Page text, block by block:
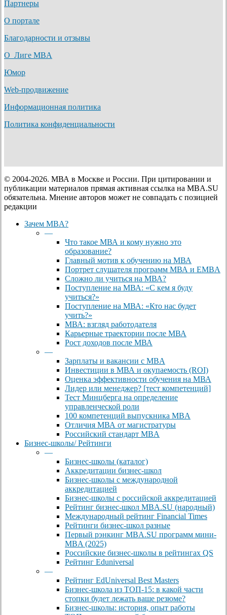
Партнеры
О портале
Благодарности и отзывы
О Лиге MBA
Юмор
Web-продвижение
Информационная политика
Политика конфиденциальности
© 2004-2026. МВА в Москве и России. При цитировании и
публикации материалов прямая активная ссылка на MBA.SU
обязательна. Мнение авторов может не совпадать с позицией
редакции
Close
Зачем MBA?
—
Что такое МВА и кому нужно это
образование?
Главный мотив к обучению на МВА
Портрет слушателя программ МВА и EMBA
Сложно ли учиться на МВА?
Поступление на МВА: «С кем я буду
учиться?»
Поступление на МВА: «Кто нас будет
учить?»
МВА: взгляд работодателя
Карьерные траектории после МВА
Рост доходов после МВА
—
Зарплаты и вакансии с MBA
Инвестиции в МВА и окупаемость (ROI)
Оценка эффективности обучения на МВА
Лидер или менеджер? [тест компетенций]
Тест Минцберга на определение
управленческой роли
100 компетенций выпускника MBA
Отличия МВА от магистратуры
Российский стандарт MBA
Бизнес-школы/ Рейтинги
—
Бизнес-школы (каталог)
Аккредитации бизнес-школ
Бизнес-школы с международной
аккредитацией
Бизнес-школы с российской аккредитацией
Рейтинг бизнес-школ MBA.SU (народный)
Международный рейтинг Financial Times
Рейтинги бизнес-школ разные
Первый рэнкинг MBA.SU программ мини-
MBA (2025)
Российские бизнес-школы в рейтингах QS
Рейтинг Eduniversal
—
Рейтинг EdUniversal Best Masters
Бизнес-школа из ТОП-15: в какой части
стопки будет лежать ваше резюме?
Бизнес-школы: история, опыт работы